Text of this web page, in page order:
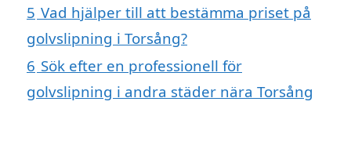
5 Vad hjälper till att bestämma priset på
golvslipning i Torsång?
6 Sök efter en professionell för
golvslipning i andra städer nära Torsång